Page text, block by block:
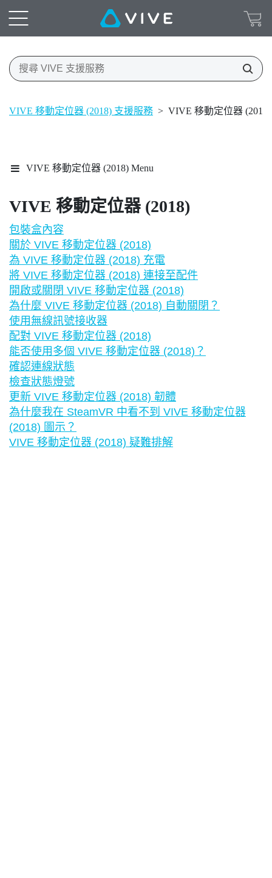
VIVE 移動定位器 (2018) 支援服務 > VIVE 移動定位器 (2018)
VIVE 移動定位器 (2018) Menu
VIVE 移動定位器 (2018)
包裝盒內容
關於 VIVE 移動定位器 (2018)
為 VIVE 移動定位器 (2018) 充電
將 VIVE 移動定位器 (2018) 連接至配件
開啟或關閉 VIVE 移動定位器 (2018)
為什麼 VIVE 移動定位器 (2018) 自動關閉？
使用無線訊號接收器
配對 VIVE 移動定位器 (2018)
能否使用多個 VIVE 移動定位器 (2018)？
確認連線狀態
檢查狀態燈號
更新 VIVE 移動定位器 (2018) 韌體
為什麼我在 SteamVR 中看不到 VIVE 移動定位器
(2018) 圖示？
VIVE 移動定位器 (2018) 疑難排解